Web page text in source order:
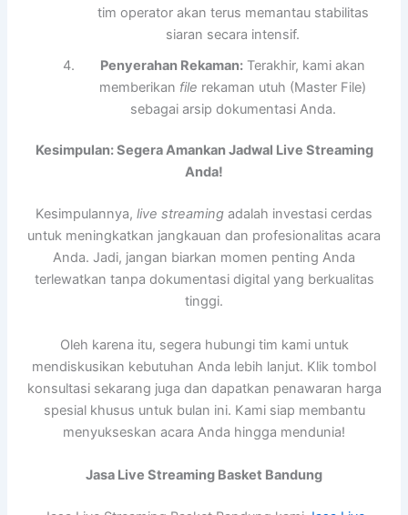
tim operator akan terus memantau stabilitas
siaran secara intensif.
Penyerahan Rekaman: Terakhir, kami akan
memberikan file rekaman utuh (Master File)
sebagai arsip dokumentasi Anda.
Kesimpulan: Segera Amankan Jadwal Live Streaming
Anda!
Kesimpulannya, live streaming adalah investasi cerdas
untuk meningkatkan jangkauan dan profesionalitas acara
Anda. Jadi, jangan biarkan momen penting Anda
terlewatkan tanpa dokumentasi digital yang berkualitas
tinggi.
Oleh karena itu, segera hubungi tim kami untuk
mendiskusikan kebutuhan Anda lebih lanjut. Klik tombol
konsultasi sekarang juga dan dapatkan penawaran harga
spesial khusus untuk bulan ini. Kami siap membantu
menyukseskan acara Anda hingga mendunia!
Jasa Live Streaming Basket Bandung